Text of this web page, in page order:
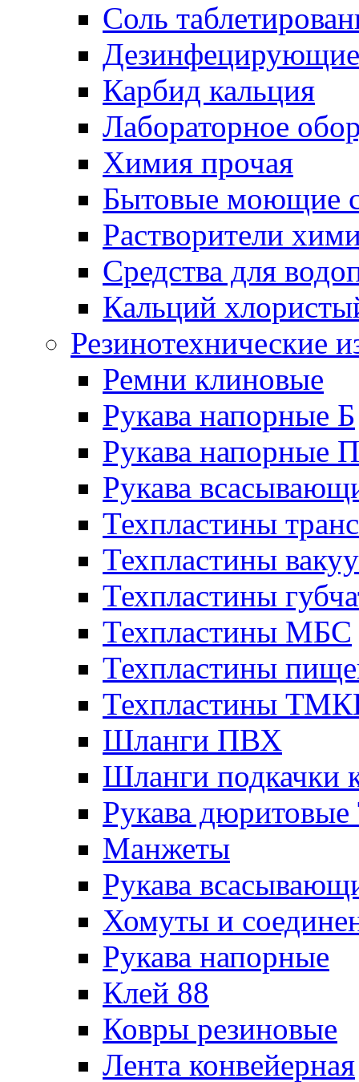
Соль
Дезинфецирующие
Карбид кальция
Лабораторное
Химия прочая
Бытовые моющие
Растворители
Средства для
Кальций
Резинотехнические
Ремни клиновые
Рукава напорные Б
Рукава напорные П
Рукава
Техпластины
Техпластины
Техпластины
Техпластины МБС
Техпластины
Техпластины
Шланги ПВХ
Шланги подкачки
Рукава
Манжеты
Рукава
Хомуты и
Рукава напорные
Клей 88
Ковры резиновые
Лента конвейерная